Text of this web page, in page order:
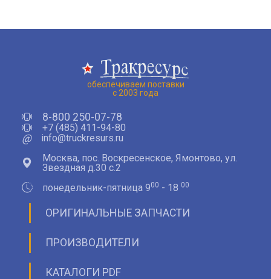
обеспечиваем поставки
с 2003 года
8-800 250-07-78
+7 (485) 411-94-80
@
info@truckresurs.ru
Москва, пос. Воскресенское, Ямонтово, ул.
Звездная д.30 с.2
понедельник-пятница 900 - 18 00
ОРИГИНАЛЬНЫЕ ЗАПЧАСТИ
ПРОИЗВОДИТЕЛИ
КАТАЛОГИ PDF